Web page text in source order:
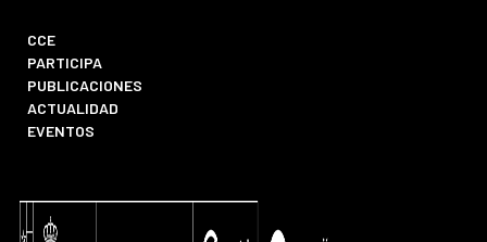
CCE
PARTICIPA
PUBLICACIONES
ACTUALIDAD
EVENTOS